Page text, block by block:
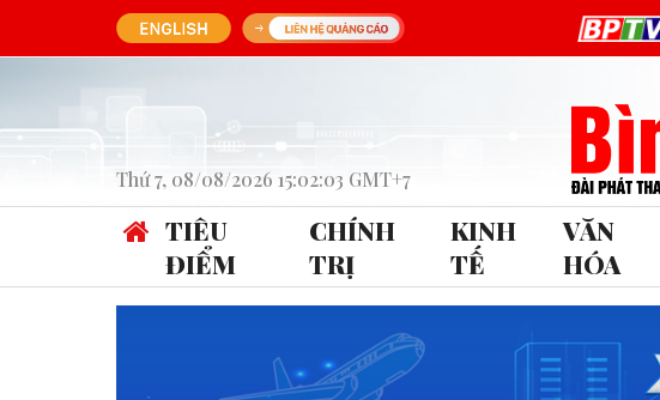
Thứ 7, 08/08/2026 15:02:03 GMT+7
TIÊU
ĐIỂM
CHÍNH
TRỊ
KINH
TẾ
VĂN
HÓA